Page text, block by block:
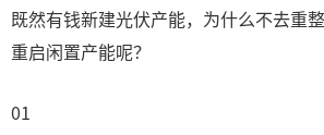
既然有钱新建光伏产能，为什么不去重
重启闲置产能呢？
01